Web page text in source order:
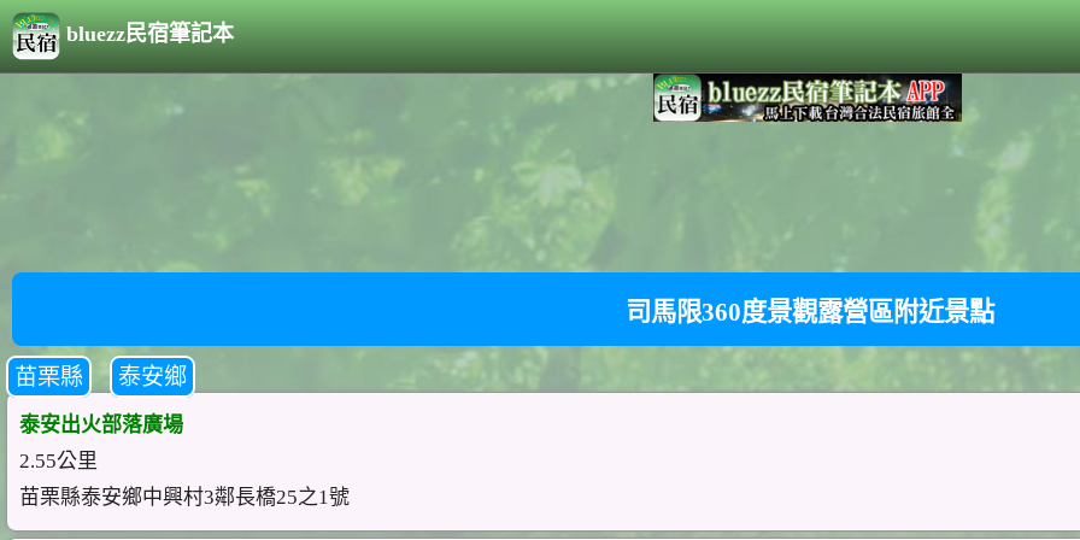
bluezz民宿筆記本
司馬限360度景觀露營區附近景點
苗栗縣 泰安鄉
泰安出火部落廣場
2.55公里
苗栗縣泰安鄉中興村3鄰長橋25之1號